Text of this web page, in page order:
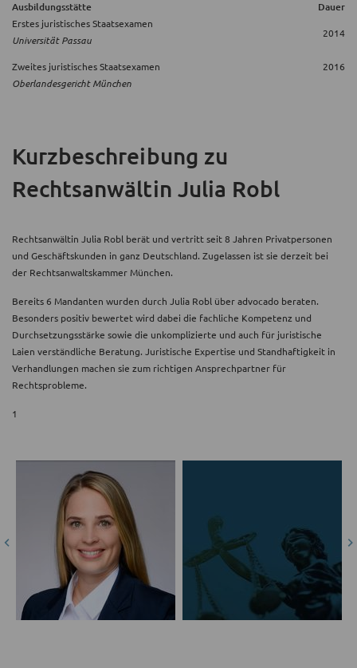
Ausbildungsstätte Dauer
Erstes juristisches Staatsexamen
Universität Passau
2014
Zweites juristisches Staatsexamen
Oberlandesgericht München
2016
Kurzbeschreibung zu
Rechtsanwältin Julia Robl
Rechtsanwältin Julia Robl berät und vertritt seit 8 Jahren Privatpersonen
und Geschäftskunden in ganz Deutschland. Zugelassen ist sie derzeit bei
der Rechtsanwaltskammer München.
Bereits 6 Mandanten wurden durch Julia Robl über advocado beraten.
Besonders positiv bewertet wird dabei die fachliche Kompetenz und
Durchsetzungsstärke sowie die unkomplizierte und auch für juristische
Laien verständliche Beratung. Juristische Expertise und Standhaftigkeit in
Verhandlungen machen sie zum richtigen Ansprechpartner für
Rechtsprobleme.
1